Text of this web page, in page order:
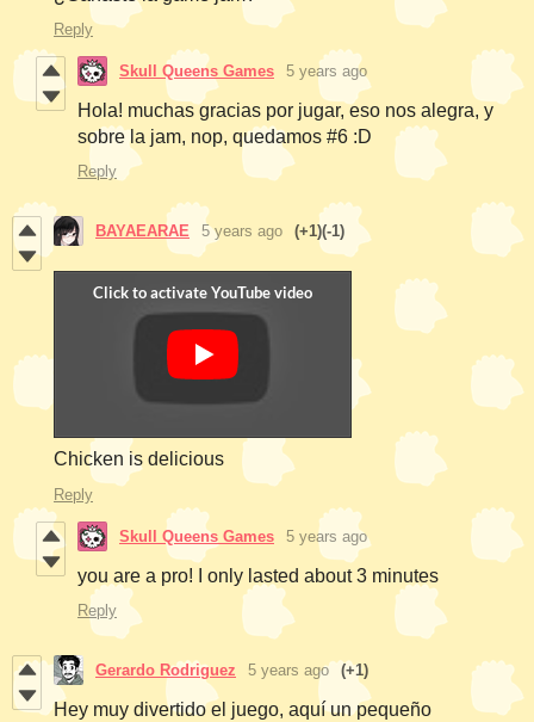
Reply
Skull Queens Games 5 years ago
Hola! muchas gracias por jugar, eso nos alegra, y
sobre la jam, nop, quedamos #6 :D
Reply
BAYAEARAE 5 years ago (+1)(-1)
Chicken is delicious
Reply
Skull Queens Games 5 years ago
you are a pro! I only lasted about 3 minutes
Reply
Gerardo Rodriguez 5 years ago (+1)
Hey muy divertido el juego, aquí un pequeño